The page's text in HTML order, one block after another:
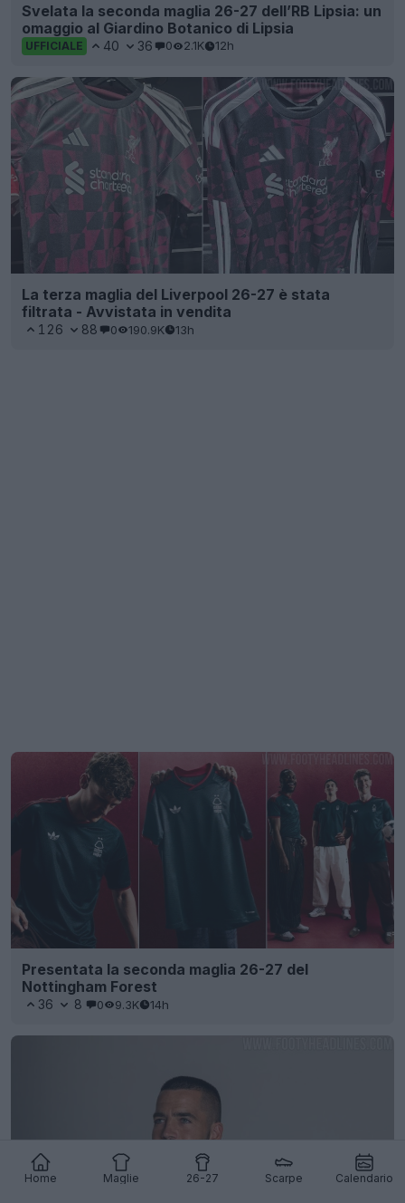
Home Maglie 26-27 Scarpe Calendario
Svelata la seconda maglia 26-27 dell’RB Lipsia: un
omaggio al Giardino Botanico di Lipsia
UFFICIALE 40 36 0 2.1K 12h
La terza maglia del Liverpool 26-27 è stata
filtrata - Avvistata in vendita
126 88 0 190.9K 13h
Presentata la seconda maglia 26-27 del
Nottingham Forest
36 8 0 9.3K 14h